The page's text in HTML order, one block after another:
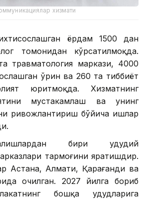
хизмати
ёрдам 1500 дан
томонидан кўрсатилмоқда.
травматология маркази, 4000
ўрин ва 260 та тиббиёт
юритмоқда. Хизматнинг
мустаҳкамлаш ва унинг
ривожлантириш бўйича ишлар
бири ҳудудий
тармоғини яратишдир.
Астана, Алмати, Қарағанди ва
очилган. 2027 йилга бориб
бошқа ҳудудларига